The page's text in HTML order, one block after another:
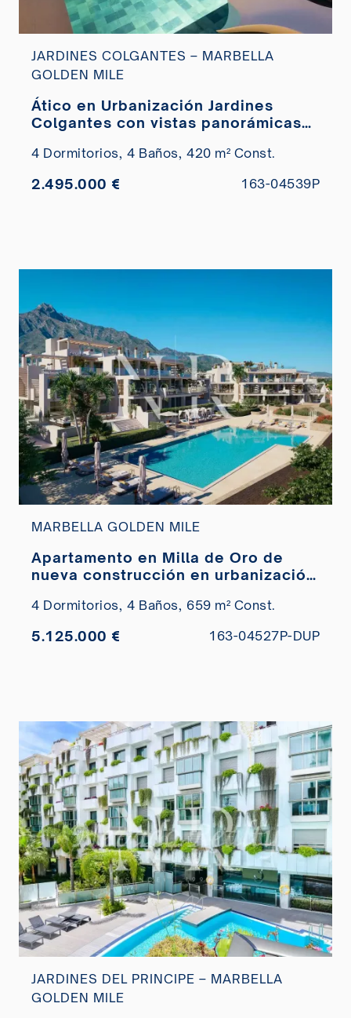
JARDINES COLGANTES – MARBELLA
GOLDEN MILE
Ático en Urbanización Jardines
Colgantes con vistas panorámicas
4 Dormitorios, 4 Baños, 420 m² Const.
2.495.000 € 163-04539P
MARBELLA GOLDEN MILE
Apartamento en Milla de Oro de
nueva construcción en urbanización
4 Dormitorios, 4 Baños, 659 m² Const.
5.125.000 € 163-04527P-DUP
JARDINES DEL PRINCIPE – MARBELLA
GOLDEN MILE